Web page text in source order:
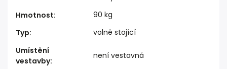
Hmotnost:
90 kg
Typ:
volně stojící
Umístění
vestavby:
není vestavná